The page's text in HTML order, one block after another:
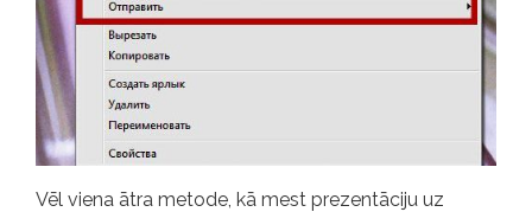
Vēl viena ātra metode, kā mest prezentāciju uz